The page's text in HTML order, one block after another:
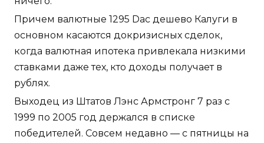
Причем валютные 1295 Dac дешево Калуги в
основном касаются докризисных сделок,
когда валютная ипотека привлекала низкими
ставками даже тех, кто доходы получает в
рублях.
Выходец из Штатов Лэнс Армстронг 7 раз с
1999 по 2005 год держался в списке
победителей. Совсем недавно — с пятницы на